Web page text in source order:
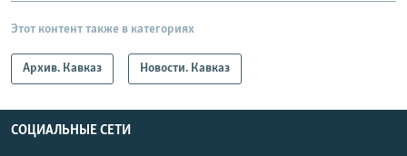
Этот контент также в категориях
Архив. Кавказ Новости. Кавказ
СОЦИАЛЬНЫЕ СЕТИ